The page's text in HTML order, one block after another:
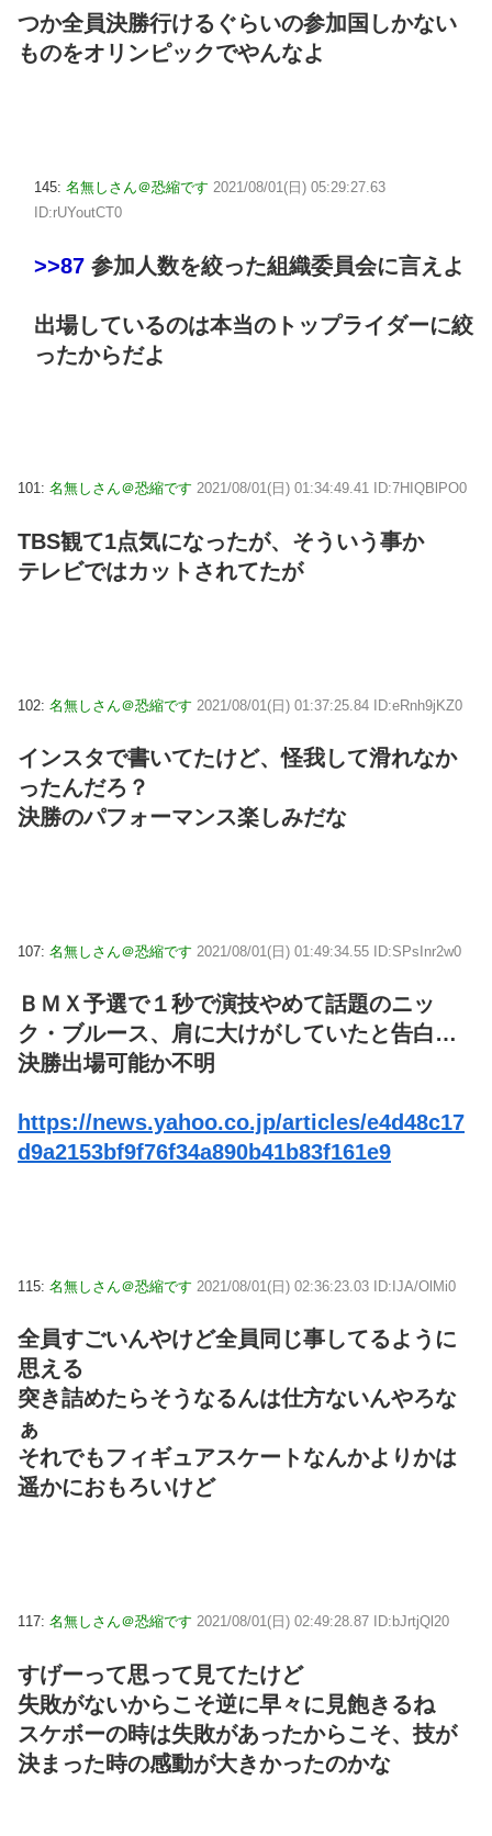
つか全員決勝行けるぐらいの参加国しかない
ものをオリンピックでやんなよ
145: 名無しさん＠恐縮です 2021/08/01(日) 05:29:27.63
ID:rUYoutCT0
>>87 参加人数を絞った組織委員会に言えよ
出場しているのは本当のトップライダーに絞
ったからだよ
101: 名無しさん＠恐縮です 2021/08/01(日) 01:34:49.41 ID:7HIQBlPO0
TBS観て1点気になったが、そういう事か
テレビではカットされてたが
102: 名無しさん＠恐縮です 2021/08/01(日) 01:37:25.84 ID:eRnh9jKZ0
インスタで書いてたけど、怪我して滑れなか
ったんだろ？
決勝のパフォーマンス楽しみだな
107: 名無しさん＠恐縮です 2021/08/01(日) 01:49:34.55 ID:SPsInr2w0
ＢＭＸ予選で１秒で演技やめて話題のニッ
ク・ブルース、肩に大けがしていたと告白…
決勝出場可能か不明
https://news.yahoo.co.jp/articles/e4d48c17
d9a2153bf9f76f34a890b41b83f161e9
115: 名無しさん＠恐縮です 2021/08/01(日) 02:36:23.03 ID:IJA/OlMi0
全員すごいんやけど全員同じ事してるように
思える
突き詰めたらそうなるんは仕方ないんやろな
ぁ
それでもフィギュアスケートなんかよりかは
遥かにおもろいけど
117: 名無しさん＠恐縮です 2021/08/01(日) 02:49:28.87 ID:bJrtjQl20
すげーって思って見てたけど
失敗がないからこそ逆に早々に見飽きるね
スケボーの時は失敗があったからこそ、技が
決まった時の感動が大きかったのかな